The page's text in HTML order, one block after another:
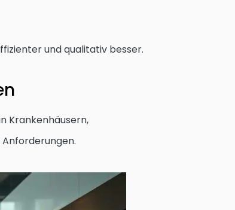
und qualitativ besser.
Krankenhäusern,